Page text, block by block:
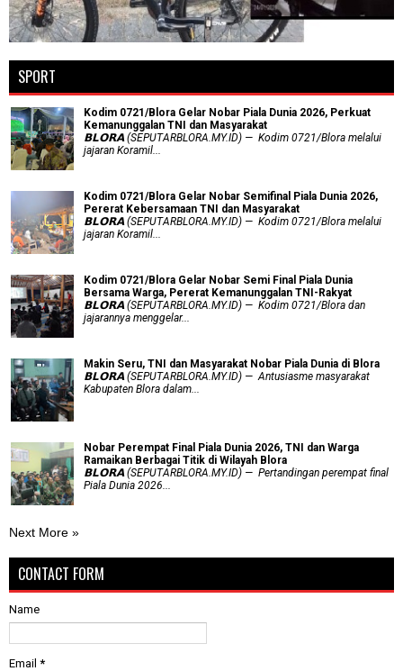
SPORT
Kodim 0721/Blora Gelar Nobar Piala Dunia 2026, Perkuat
Kemanunggalan TNI dan Masyarakat
𝗕𝗟𝗢𝗥𝗔 (SEPUTARBLORA.MY.ID) — Kodim 0721/Blora melalui
jajaran Koramil...
Kodim 0721/Blora Gelar Nobar Semifinal Piala Dunia 2026,
Pererat Kebersamaan TNI dan Masyarakat
𝗕𝗟𝗢𝗥𝗔 (SEPUTARBLORA.MY.ID) — Kodim 0721/Blora melalui
jajaran Koramil...
Kodim 0721/Blora Gelar Nobar Semi Final Piala Dunia
Bersama Warga, Pererat Kemanunggalan TNI-Rakyat
𝗕𝗟𝗢𝗥𝗔 (SEPUTARBLORA.MY.ID) — Kodim 0721/Blora dan
jajarannya menggelar...
Makin Seru, TNI dan Masyarakat Nobar Piala Dunia di Blora
𝗕𝗟𝗢𝗥𝗔 (SEPUTARBLORA.MY.ID) — Antusiasme masyarakat
Kabupaten Blora dalam...
Nobar Perempat Final Piala Dunia 2026, TNI dan Warga
Ramaikan Berbagai Titik di Wilayah Blora
𝗕𝗟𝗢𝗥𝗔 (SEPUTARBLORA.MY.ID) — Pertandingan perempat final
Piala Dunia 2026...
Next More »
CONTACT FORM
Name
Email *